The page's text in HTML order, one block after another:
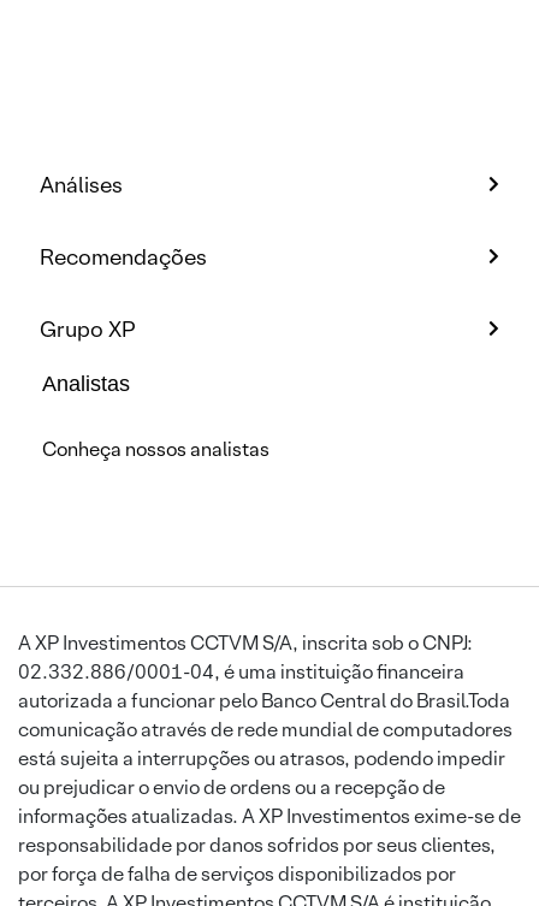
Análises
Recomendações
Grupo XP
Analistas
Conheça nossos analistas
A XP Investimentos CCTVM S/A, inscrita sob o CNPJ:
02.332.886/0001-04, é uma instituição financeira
autorizada a funcionar pelo Banco Central do Brasil.Toda
comunicação através de rede mundial de computadores
está sujeita a interrupções ou atrasos, podendo impedir
ou prejudicar o envio de ordens ou a recepção de
informações atualizadas. A XP Investimentos exime-se de
responsabilidade por danos sofridos por seus clientes,
por força de falha de serviços disponibilizados por